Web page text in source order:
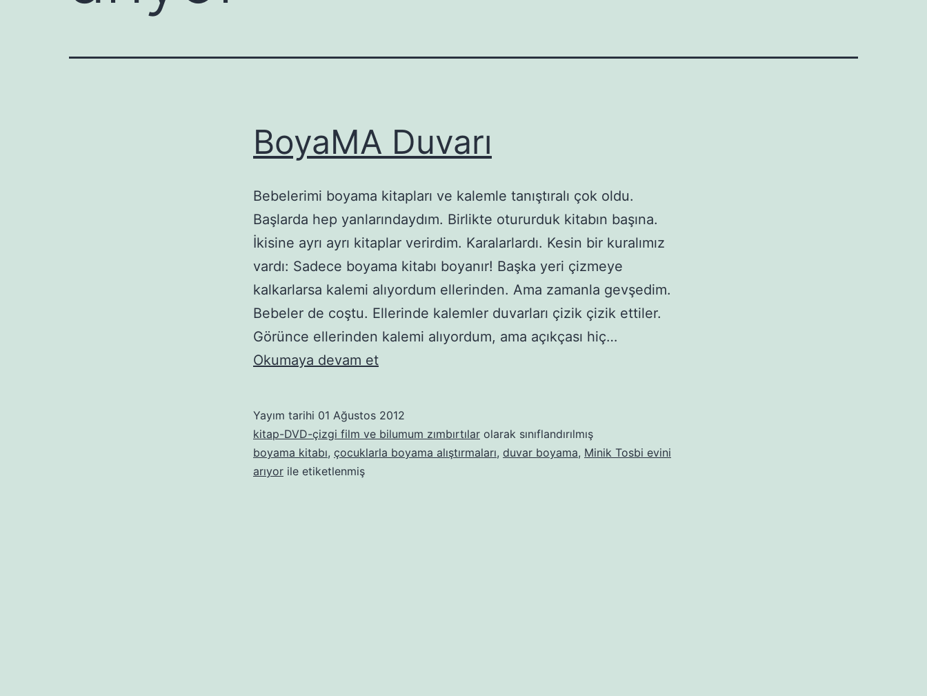
BoyaMA Duvarı
Bebelerimi boyama kitapları ve kalemle tanıştıralı çok oldu.
Başlarda hep yanlarındaydım. Birlikte otururduk kitabın başına.
İkisine ayrı ayrı kitaplar verirdim. Karalarlardı. Kesin bir kuralımız
vardı: Sadece boyama kitabı boyanır! Başka yeri çizmeye
kalkarlarsa kalemi alıyordum ellerinden. Ama zamanla gevşedim.
Bebeler de coştu. Ellerinde kalemler duvarları çizik çizik ettiler.
Görünce ellerinden kalemi alıyordum, ama açıkçası hiç…
Okumaya devam etBoyaMA
Yayım tarihi 01 Ağustos 2012
kitap-DVD-çizgi film ve bilumum zımbırtılar olarak sınıflandırılmış
boyama kitabı, çocuklarla boyama alıştırmaları, duvar boyama, Minik Tosbi evini
arıyor ile etiketlenmiş